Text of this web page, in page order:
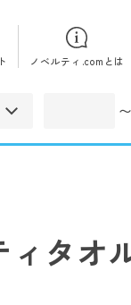
ノベルティ.comとは
〜
タオ